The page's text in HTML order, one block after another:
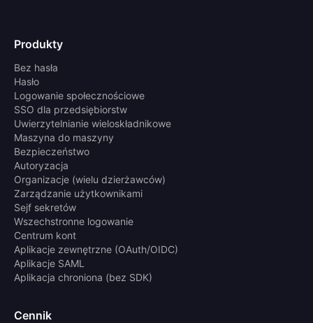
Produkty
Bez hasła
Hasło
Logowanie społecznościowe
SSO dla przedsiębiorstw
Uwierzytelnianie wieloskładnikowe
Maszyna do maszyny
Bezpieczeństwo
Autoryzacja
Organizacje (wielu dzierżawców)
Zarządzanie użytkownikami
Sejf sekretów
Wszechstronne logowanie
Centrum kont
Aplikacje zewnętrzne (OAuth/OIDC)
Aplikacje SAML
Aplikacja chroniona (bez SDK)
Cennik